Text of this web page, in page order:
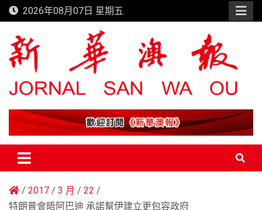
Skip
to
content
2026年08月07日 星期五
新華澳報
2017 3 月
22
特朗普會晤阿巴迪 承諾幫伊建立更包容政府